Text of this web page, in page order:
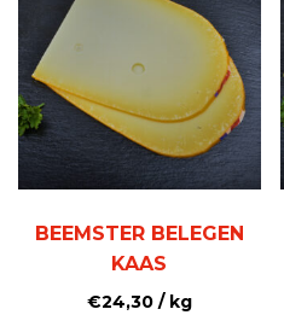
BEEMSTER BELEGEN
KAAS
€24,30/ kg